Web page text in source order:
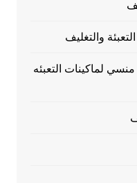
والتغليف
لماكينات التعبئه